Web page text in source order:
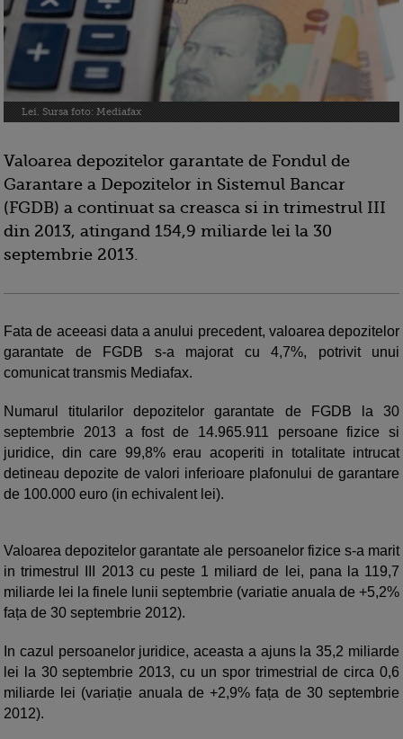
Lei. Sursa foto: Mediafax
Valoarea depozitelor garantate de Fondul de
Garantare a Depozitelor in Sistemul Bancar
(FGDB) a continuat sa creasca si in trimestrul III
din 2013, atingand 154,9 miliarde lei la 30
septembrie 2013.
Fata de aceeasi data a anului precedent, valoarea depozitelor
garantate de FGDB s-a majorat cu 4,7%, potrivit unui
comunicat transmis Mediafax.
Numarul titularilor depozitelor garantate de FGDB la 30
septembrie 2013 a fost de 14.965.911 persoane fizice si
juridice, din care 99,8% erau acoperiti in totalitate intrucat
detineau depozite de valori inferioare plafonului de garantare
de 100.000 euro (in echivalent lei).
Valoarea depozitelor garantate ale persoanelor fizice s-a marit
in trimestrul III 2013 cu peste 1 miliard de lei, pana la 119,7
miliarde lei la finele lunii septembrie (variatie anuala de +5,2%
fața de 30 septembrie 2012).
In cazul persoanelor juridice, aceasta a ajuns la 35,2 miliarde
lei la 30 septembrie 2013, cu un spor trimestrial de circa 0,6
miliarde lei (variație anuala de +2,9% fața de 30 septembrie
2012).